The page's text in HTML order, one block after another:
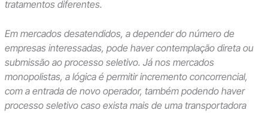
tratamentos diferentes.
Em mercados desatendidos, a depender do número de
empresas interessadas, pode haver contemplação direta ou
submissão ao processo seletivo. Já nos mercados
monopolistas, a lógica é permitir incremento concorrencial,
com a entrada de novo operador, também podendo haver
processo seletivo caso exista mais de uma transportadora